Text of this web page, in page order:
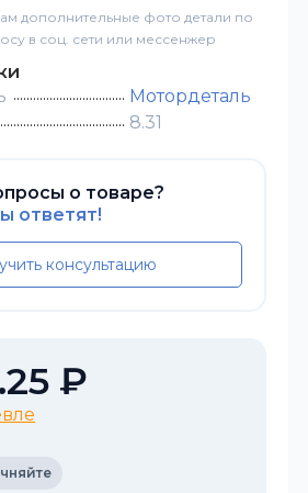
дополнительные фото детали по
в соц. сети или мессенжер
Мотордеталь
8.31
о товаре?
ответят!
консультацию
₽